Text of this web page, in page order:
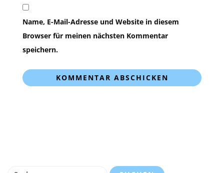
Name, E-Mail-Adresse und Website in diesem
Browser für meinen nächsten Kommentar
speichern.